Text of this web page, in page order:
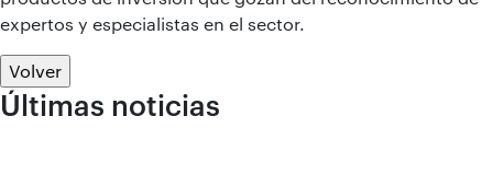
expertos y especialistas en el sector.
Volver
Últimas noticias